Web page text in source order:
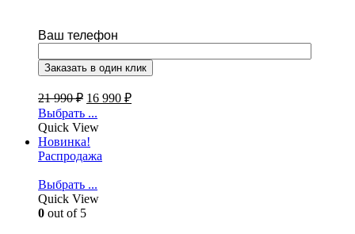
Ваш телефон
21 990₽ 16 990 ₽
Выбрать ...
Quick View
Новинка!
Распродажа
Выбрать ...
Quick View
0 out of 5